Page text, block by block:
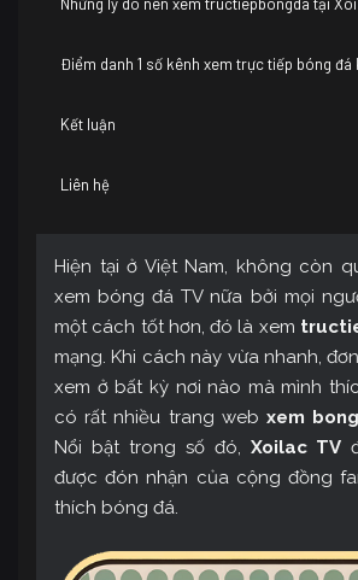
Những lý do nên xem tructiepbongda tại
Điểm danh 1 số kênh xem trực tiếp bóng đá
Kết luận
Liên hệ
Hiện tại ở Việt Nam, không còn
xem bóng đá TV nữa bởi mọi
một cách tốt hơn, đó là xem
mạng. Khi cách này vừa nhanh,
xem ở bất kỳ nơi nào mà mình
có rất nhiều trang webxem
Nổi bật trong số đó, Xoilac TV
được đón nhận của cộng đồng
thích bóng đá.